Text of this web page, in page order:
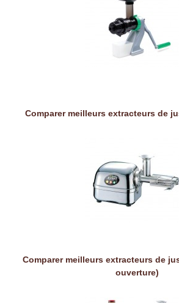
Comparer meilleurs extracteurs de
Comparer meilleurs extracteurs de
ouverture)